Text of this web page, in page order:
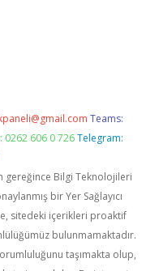
Teams:
0262 606 0 726 Telegram:
gereğince Bilgi Teknolojileri
bir Yer Sağlayıcı
sitedeki içerikleri proaktif
bulunmamaktadır.
taşımakta olup,